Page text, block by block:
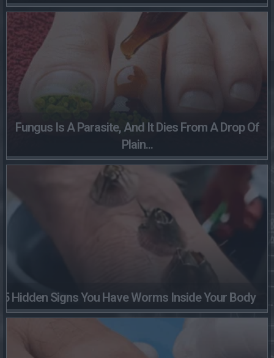
Fungus Is A Parasite, And It Dies From A Drop Of
Plain...
5 Hidden Signs You Have Worms Inside Your Body